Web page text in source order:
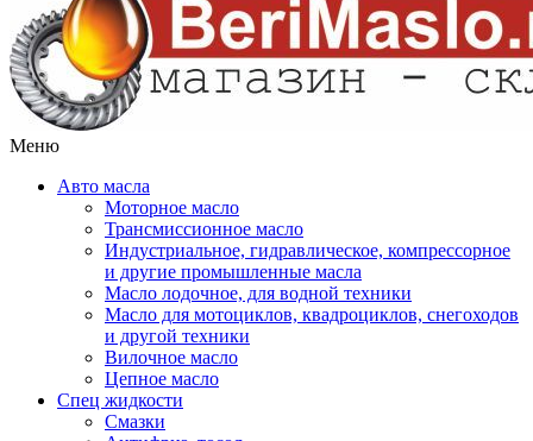
Меню
Авто масла
Моторное масло
Трансмиссионное масло
Индустриальное, гидравлическое, компрессорное
и другие промышленные масла
Масло лодочное, для водной техники
Масло для мотоциклов, квадроциклов, снегоходов
и другой техники
Вилочное масло
Цепное масло
Спец жидкости
Смазки